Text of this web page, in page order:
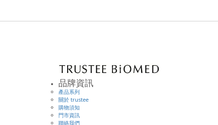
品牌資訊
產品系列
關於 trustee
購物須知
門市資訊
聯絡我們